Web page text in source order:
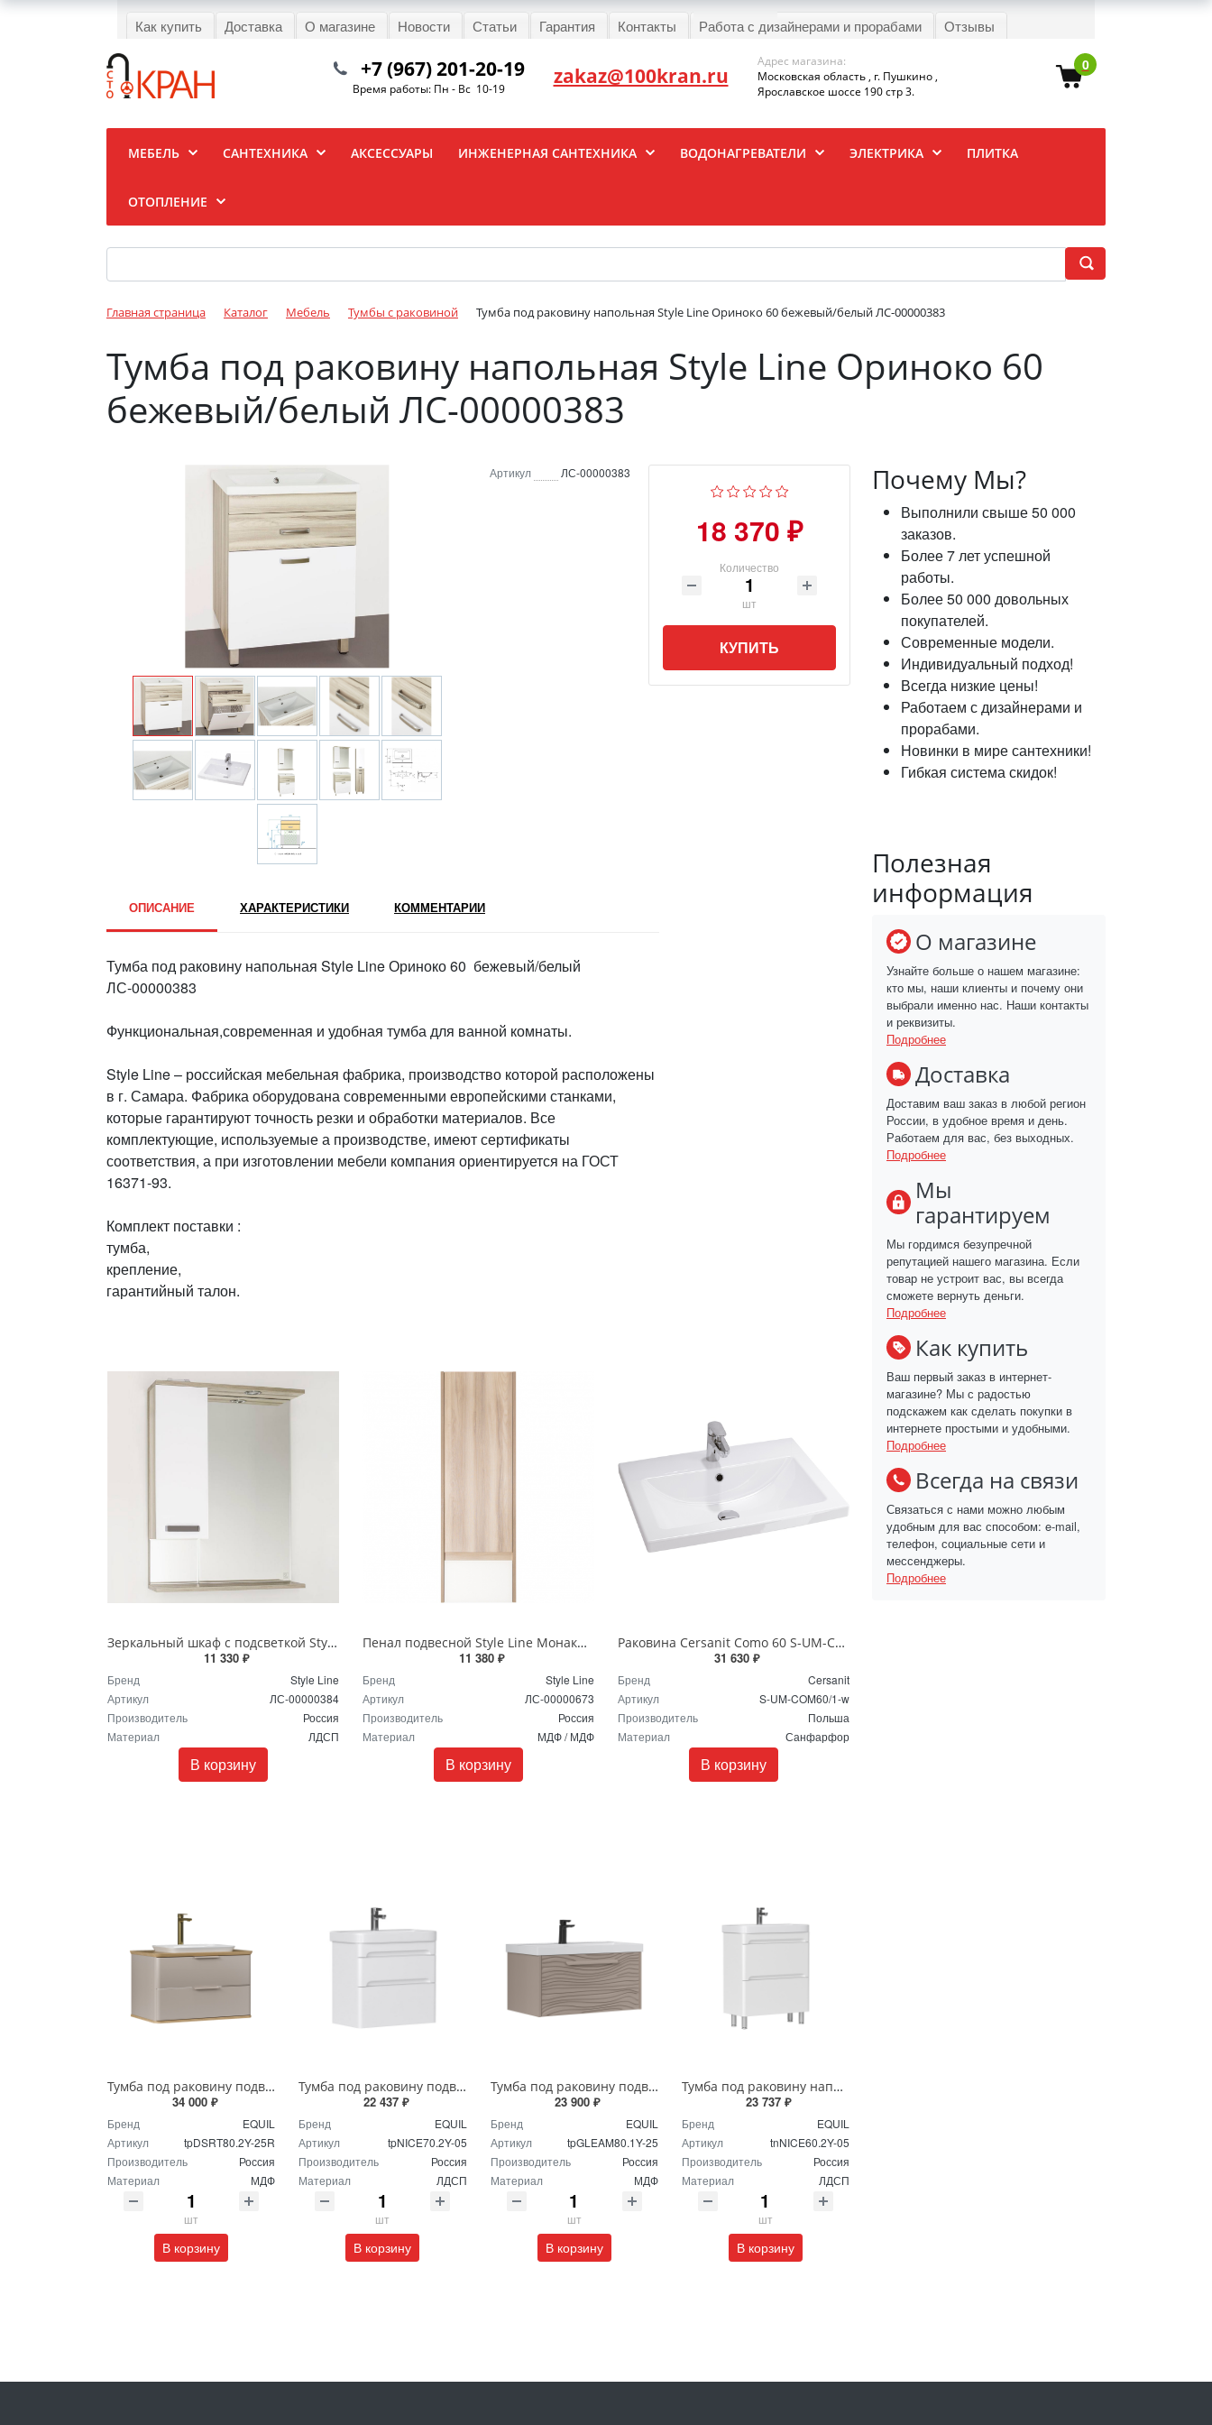
Как купить Доставка О магазине Новости Статьи Гарантия Контакты Работа с дизайнерами и прорабами Отзывы
0
+7 (967) 201-20-19
Время работы: Пн - Вс 10-19 zakaz@100kran.ru
Адрес магазина:
Московская область , г. Пушкино ,
Ярославское шоссе 190 стр 3.
МЕБЕЛЬ САНТЕХНИКА АКСЕССУАРЫ ИНЖЕНЕРНАЯ САНТЕХНИКА ВОДОНАГРЕВАТЕЛИ ЭЛЕКТРИКА ПЛИТКА
ОТОПЛЕНИЕ
Главная страница Каталог Мебель Тумбы с раковиной Тумба под раковину напольная Style Line Ориноко 60 бежевый/белый ЛС-00000383
Тумба под раковину напольная Style Line Ориноко 60
бежевый/белый ЛС-00000383
Артикул ЛС-00000383
18 370 ₽
Количество
шт
КУПИТЬ
ОПИСАНИЕ ХАРАКТЕРИСТИКИ КОММЕНТАРИИ
Тумба под раковину напольная Style Line Ориноко 60 бежевый/белый
ЛС-00000383
Функциональная,современная и удобная тумба для ванной комнаты.
Style Line – российская мебельная фабрика, производство которой расположены
в г. Самара. Фабрика оборудована современными европейскими станками,
которые гарантируют точность резки и обработки материалов. Все
комплектующие, используемые а производстве, имеют сертификаты
соответствия, а при изготовлении мебели компания ориентируется на ГОСТ
16371-93.
Комплект поставки :
тумба,
крепление,
гарантийный талон.
Зеркальный шкаф с подсветкой Style Line Ориноко 600/С светлое дерево ЛС-00000384
11 330 ₽
Бренд
Style Line
Артикул
ЛС-00000384
Производитель
Россия
Материал
ЛДСП
В корзину
Пенал подвесной Style Line Монако 360 1 ящ. Ориноко/бел лакобель PLUS ЛС-00000673
11 380 ₽
Бренд
Style Line
Артикул
ЛС-00000673
Производитель
Россия
Материал
МДФ / МДФ
В корзину
Раковина Cersanit Como 60 S-UM-COM60/1-w подвесная белая
31 630 ₽
Бренд
Cersanit
Артикул
S-UM-COM60/1-w
Производитель
Польша
Материал
Санфарфор
В корзину
Тумба под раковину подвесная EQUIL Десерт 80.2Я/Desert 80.2Y с ручками в цвет амарок tpDSRT80.2Y-25R амарок/дуб
34 000 ₽
Бренд
EQUIL
Артикул
tpDSRT80.2Y-25R
Производитель
Россия
Материал
МДФ
шт
В корзину
Тумба под раковину подвесная EQUIL Найс 70 см tpNICE70.2Y-05 белая
22 437 ₽
Бренд
EQUIL
Артикул
tpNICE70.2Y-05
Производитель
Россия
Материал
ЛДСП
шт
В корзину
Тумба под раковину подвесная EQUIL Глеам 80.1Я/Gleam 80.1Y амарок/дуб вотан tpGLEAM80.1Y-25
23 900 ₽
Бренд
EQUIL
Артикул
tpGLEAM80.1Y-25
Производитель
Россия
Материал
МДФ
шт
В корзину
Тумба под раковину напольная EQUIL Найс 60 см tnNICE60.2Y-05 белая
23 737 ₽
Бренд
EQUIL
Артикул
tnNICE60.2Y-05
Производитель
Россия
Материал
ЛДСП
шт
В корзину
Почему Мы?
Выполнили свыше 50 000
заказов.
Более 7 лет успешной
работы.
Более 50 000 довольных
покупателей.
Современные модели.
Индивидуальный подход!
Всегда низкие цены!
Работаем с дизайнерами и
прорабами.
Новинки в мире сантехники!
Гибкая система скидок!
Полезная
информация
О магазине
Узнайте больше о нашем магазине:
кто мы, наши клиенты и почему они
выбрали именно нас. Наши контакты
и реквизиты.
Подробнее
Доставка
Доставим ваш заказ в любой регион
России, в удобное время и день.
Работаем для вас, без выходных.
Подробнее
Мы
гарантируем
Мы гордимся безупречной
репутацией нашего магазина. Если
товар не устроит вас, вы всегда
сможете вернуть деньги.
Подробнее
Как купить
Ваш первый заказ в интернет-
магазине? Мы с радостью
подскажем как сделать покупки в
интернете простыми и удобными.
Подробнее
Всегда на связи
Связаться с нами можно любым
удобным для вас способом: e-mail,
телефон, социальные сети и
мессенджеры.
Подробнее